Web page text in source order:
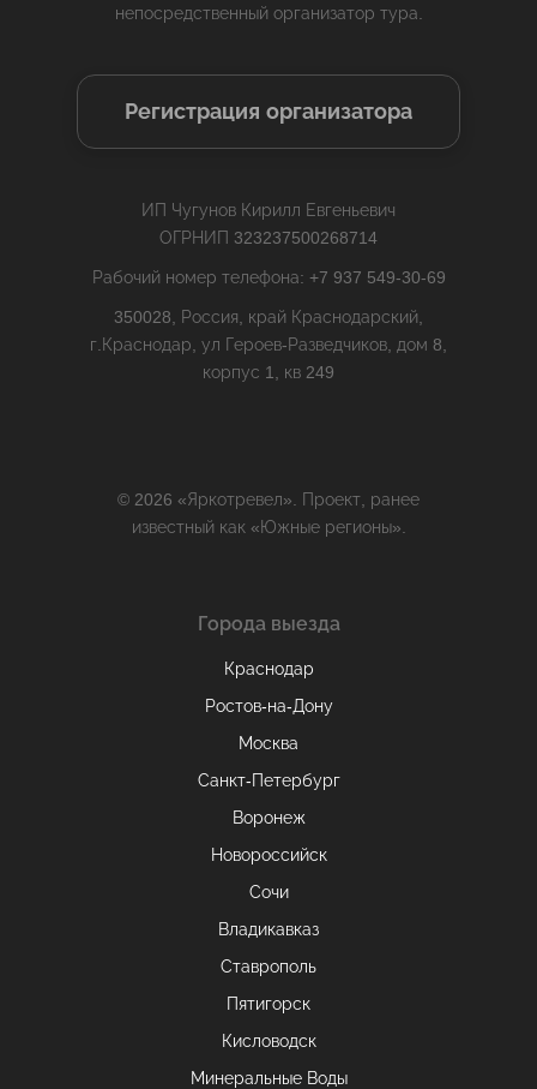
непосредственный организатор тура.
Регистрация организатора
ИП Чугунов Кирилл Евгеньевич
ОГРНИП 323237500268714
Рабочий номер телефона: +7 937 549-30-69
350028, Россия, край Краснодарский,
г.Краснодар, ул Героев-Разведчиков, дом 8,
корпус 1, кв 249
© 2026 «Яркотревел». Проект, ранее
известный как «Южные регионы».
Города выезда
Краснодар
Ростов-на-Дону
Москва
Санкт-Петербург
Воронеж
Новороссийск
Сочи
Владикавказ
Ставрополь
Пятигорск
Кисловодск
Минеральные Воды